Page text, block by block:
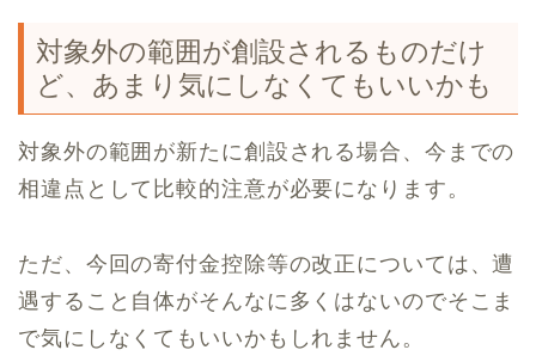
対象外の範囲が創設されるものだけ
ど、あまり気にしなくてもいいかも
対象外の範囲が新たに創設される場合、今までの
相違点として比較的注意が必要になります。
ただ、今回の寄付金控除等の改正については、遭
遇すること自体がそんなに多くはないのでそこま
で気にしなくてもいいかもしれません。